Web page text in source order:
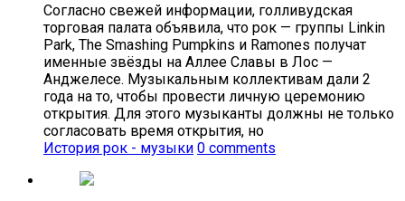
Согласно свежей информации, голливудская
торговая палата объявила, что рок — группы Linkin
Park, The Smashing Pumpkins и Ramones получат
именные звёзды на Аллее Славы в Лос —
Анджелесе. Музыкальным коллективам дали 2
года на то, чтобы провести личную церемонию
открытия. Для этого музыканты должны не только
согласовать время открытия, но
История рок - музыки 0 comments